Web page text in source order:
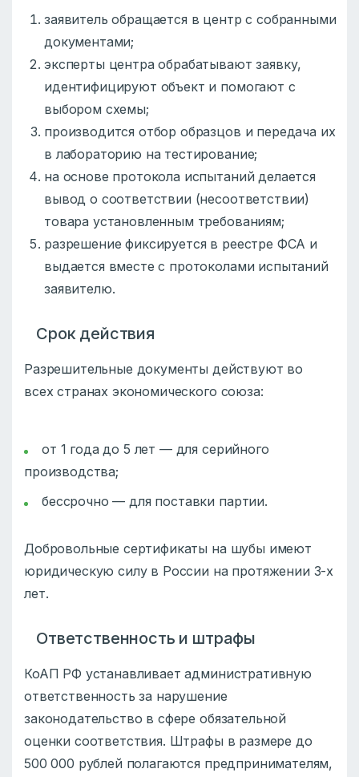
заявитель обращается в центр с собранными
документами;
эксперты центра обрабатывают заявку,
идентифицируют объект и помогают с
выбором схемы;
производится отбор образцов и передача их
в лабораторию на тестирование;
на основе протокола испытаний делается
вывод о соответствии (несоответствии)
товара установленным требованиям;
разрешение фиксируется в реестре ФСА и
выдается вместе с протоколами испытаний
заявителю.
Срок действия
Разрешительные документы действуют во
всех странах экономического союза:
от 1 года до 5 лет — для серийного
производства;
бессрочно — для поставки партии.
Добровольные сертификаты на шубы имеют
юридическую силу в России на протяжении 3-х
лет.
Ответственность и штрафы
КоАП РФ устанавливает административную
ответственность за нарушение
законодательство в сфере обязательной
оценки соответствия. Штрафы в размере до
500 000 рублей полагаются предпринимателям,